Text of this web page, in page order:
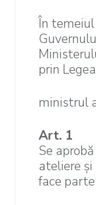
În
prin
ministrul
Art. 1
Se
ateliere
face